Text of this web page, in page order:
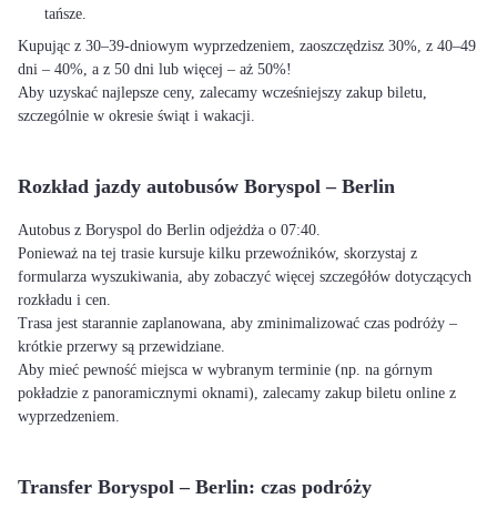
tańsze.
Kupując z 30–39-dniowym wyprzedzeniem, zaoszczędzisz 30%, z 40–49
dni – 40%, a z 50 dni lub więcej – aż 50%!
Aby uzyskać najlepsze ceny, zalecamy wcześniejszy zakup biletu,
szczególnie w okresie świąt i wakacji.
Rozkład jazdy autobusów Boryspol – Berlin
Autobus z Boryspol do Berlin odjeżdża o 07:40.
Ponieważ na tej trasie kursuje kilku przewoźników, skorzystaj z
formularza wyszukiwania, aby zobaczyć więcej szczegółów dotyczących
rozkładu i cen.
Trasa jest starannie zaplanowana, aby zminimalizować czas podróży –
krótkie przerwy są przewidziane.
Aby mieć pewność miejsca w wybranym terminie (np. na górnym
pokładzie z panoramicznymi oknami), zalecamy zakup biletu online z
wyprzedzeniem.
Transfer Boryspol – Berlin: czas podróży